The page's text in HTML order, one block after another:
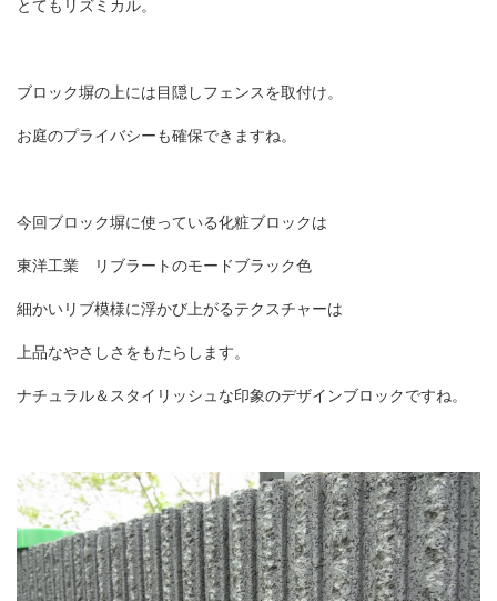
とてもリズミカル。
ブロック塀の上には目隠しフェンスを取付け。
お庭のプライバシーも確保できますね。
今回ブロック塀に使っている化粧ブロックは
東洋工業 リブラートのモードブラック色
細かいリブ模様に浮かび上がるテクスチャーは
上品なやさしさをもたらします。
ナチュラル＆スタイリッシュな印象のデザインブロックですね。